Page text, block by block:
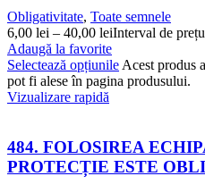
Obligativitate, Toate semnele
6,00 lei – 40,00 leiInterval de
Adaugă la favorite
Selectează opțiunile Acest produs
pot fi alese în pagina produsului.
Vizualizare rapidă
484. FOLOSIREA
PROTECȚIE ESTE